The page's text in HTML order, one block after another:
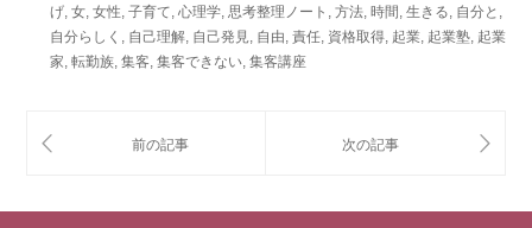
げ, 女, 女性, 子育て, 心理学, 思考整理ノート , 方法, 時間 , 生きる, 自分と ,
自分らしく , 自己理解, 自己発見, 自由, 責任, 資格取得, 起業, 起業塾, 起業
家, 転勤族, 集客, 集客できない, 集客講座